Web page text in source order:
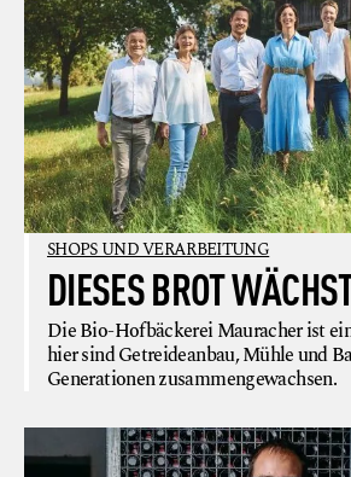
SHOPS UND VERARBEITUNG
DIESES BROT
Die Bio-Hofbäckerei Mauracher ist
hier sind Getreideanbau, Mühle und
Generationen zusammengewachsen.